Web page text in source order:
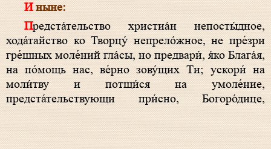
И ныне:
Предста́тельство христиа́н непосты́дное,
хода́тайство ко Творцу́ непрело́жное, не пре́зри
гре́шных моле́ний гла́сы, но предвари́, я́ко Блага́я,
на по́мощь нас, ве́рно зову́щих Ти; ускори́ на
моли́тву и потщи́ся на умоле́ние,
предста́тельствующи при́сно, Богоро́дице,